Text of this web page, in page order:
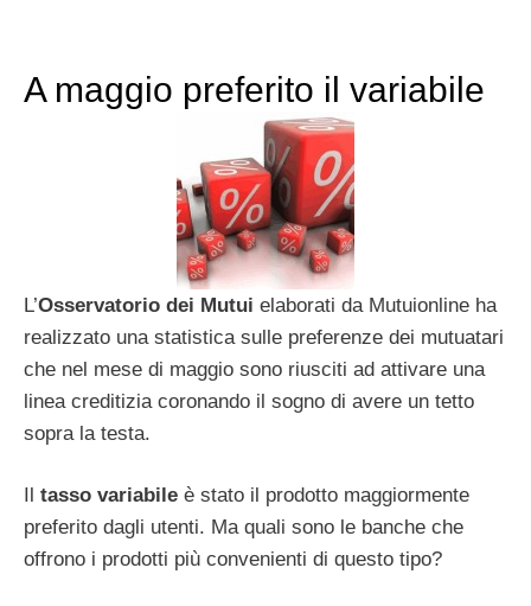
A maggio preferito il variabile
L’Osservatorio dei Mutui elaborati da Mutuionline ha
realizzato una statistica sulle preferenze dei mutuatari
che nel mese di maggio sono riusciti ad attivare una
linea creditizia coronando il sogno di avere un tetto
sopra la testa.
tasso variabile è stato il prodotto maggiormente
preferito dagli utenti. Ma quali sono le banche che
offrono i prodotti più convenienti di questo tipo?